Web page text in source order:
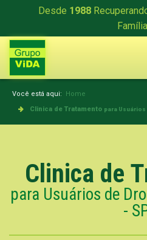
Desde 1988
Você está aqui: Home
Clinica de Tratamento para Usuários
Clinica de
para Usuários de
-